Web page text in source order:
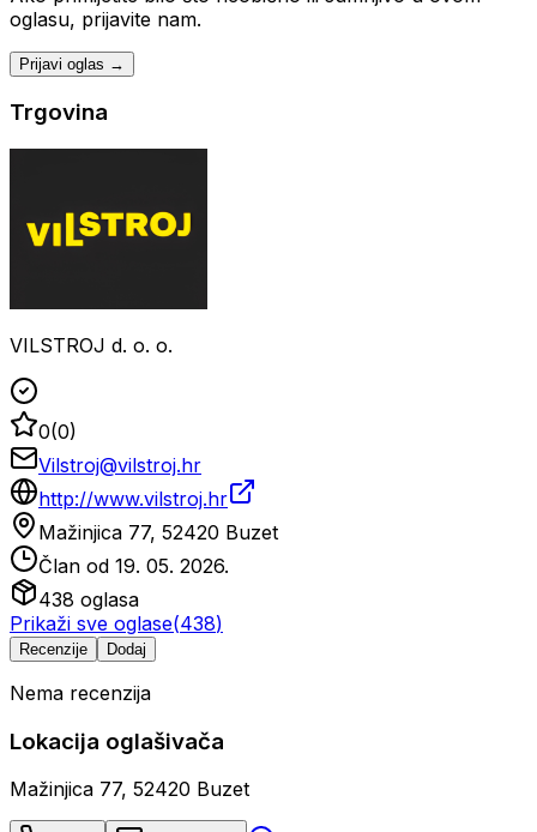
oglasu, prijavite nam.
Prijavi oglas →
Trgovina
VILSTROJ d. o. o.
0(0)
Vilstroj@vilstroj.hr
http://www.vilstroj.hr
Mažinjica 77, 52420 Buzet
Član od 19. 05. 2026.
438 oglasa
Prikaži sve oglase(438)
Recenzije Dodaj
Nema recenzija
Lokacija oglašivača
Mažinjica 77, 52420 Buzet